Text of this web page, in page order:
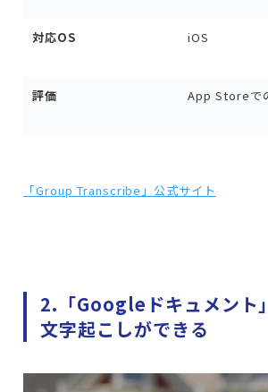
対応OS iOS
評価 App Storeで
「Group Transcribe」公式サイト
2.「Googleドキュメント
文字起こしができる